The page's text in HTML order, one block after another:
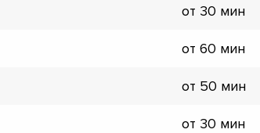
от 30 мин
от 60 мин
от 50 мин
от 30 мин